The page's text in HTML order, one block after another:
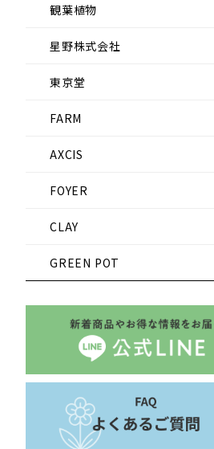
観葉植物
星野株式会社
東京堂
FARM
AXCIS
FOYER
CLAY
GREEN POT